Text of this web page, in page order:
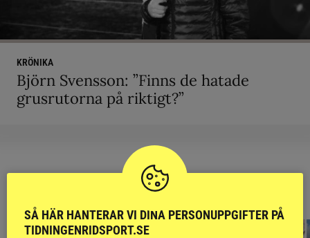
KRÖNIKA
Björn Svensson: ”Finns de hatade
grusrutorna på riktigt?”
RIDSPORT
SÅ HÄR HANTERAR VI DINA PERSONUPPGIFTER PÅ
TIDNINGENRIDSPORT.SE